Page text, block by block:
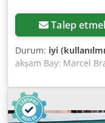
Talep
Durum: iyi
akşam Bay: Marcel
kullanılan palet rafı
Satılık üzerinde.
sistemi: Hovuma
kullanılan palet raf